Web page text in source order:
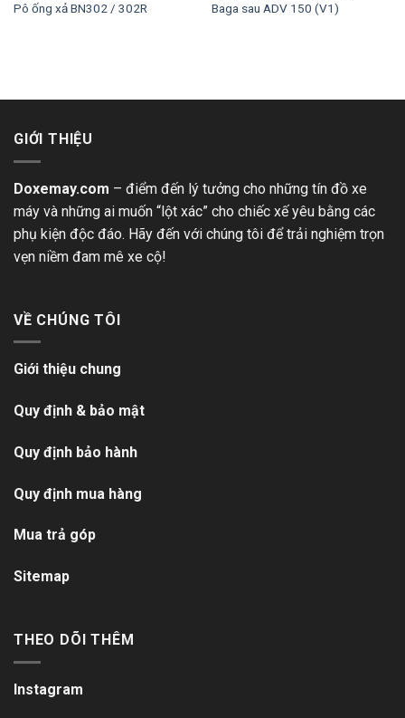
Pô ống xả BN302 / 302R Baga sau ADV 150 (V1)
GIỚI THIỆU
Doxemay.com – điểm đến lý tưởng cho những tín đồ xe
máy và những ai muốn “lột xác” cho chiếc xế yêu bằng các
phụ kiện độc đáo. Hãy đến với chúng tôi để trải nghiệm trọn
vẹn niềm đam mê xe cộ!
VỀ CHÚNG TÔI
Giới thiệu chung
Quy định & bảo mật
Quy định bảo hành
Quy định mua hàng
Mua trả góp
Sitemap
THEO DÕI THÊM
Instagram